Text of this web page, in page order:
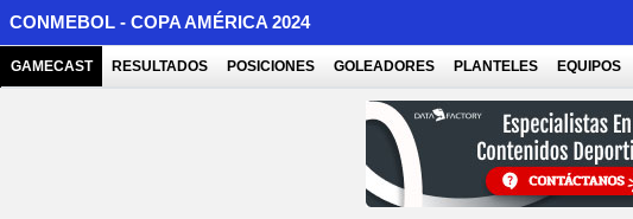
CONMEBOL - COPA AMÉRICA 2024
GAMECAST RESULTADOS POSICIONES GOLEADORES PLANTELES EQUIPOS